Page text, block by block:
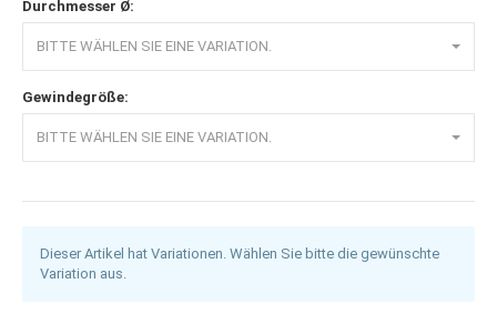
Durchmesser Ø:
BITTE WÄHLEN SIE EINE VARIATION.
Gewindegröße:
BITTE WÄHLEN SIE EINE VARIATION.
Dieser Artikel hat Variationen. Wählen Sie bitte die gewünschte
Variation aus.